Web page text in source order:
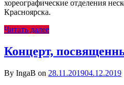
хореографические отделения
Красноярска.
Читать далее
Концерт,
By IngaB on 28.11.201904.12.2019